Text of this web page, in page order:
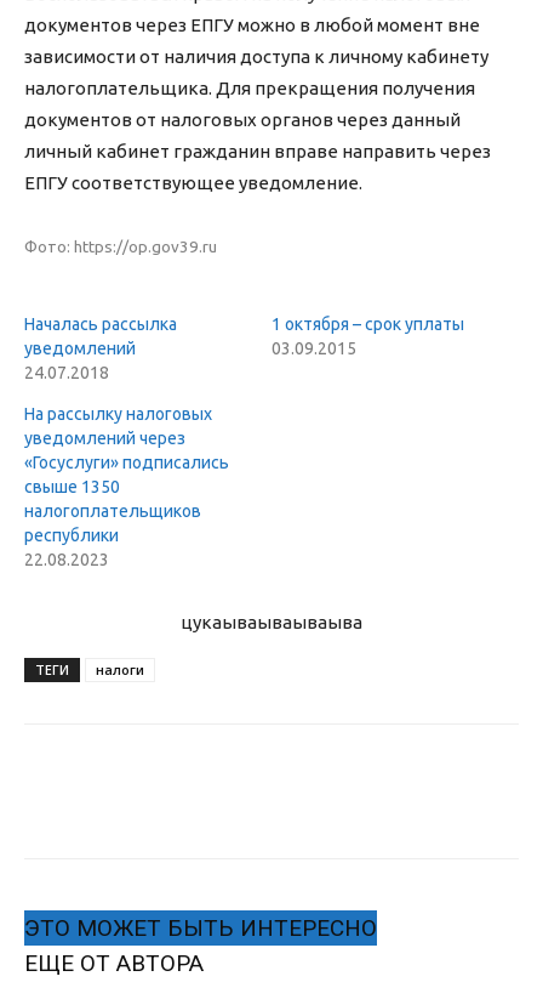
документов через ЕПГУ можно в любой момент вне
зависимости от наличия доступа к личному кабинету
налогоплательщика. Для прекращения получения
документов от налоговых органов через данный
личный кабинет гражданин вправе направить через
ЕПГУ соответствующее уведомление.
Фото: https://op.gov39.ru
Началась рассылка
уведомлений
24.07.2018
1 октября – срок уплаты
03.09.2015
На рассылку налоговых
уведомлений через
«Госуслуги» подписались
свыше 1350
налогоплательщиков
республики
22.08.2023
цукаываываываыва
ТЕГИ налоги
ЭТО МОЖЕТ БЫТЬ ИНТЕРЕСНО
ЕЩЕ ОТ АВТОРА